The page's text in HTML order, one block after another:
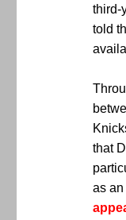
third-
told
that
as an